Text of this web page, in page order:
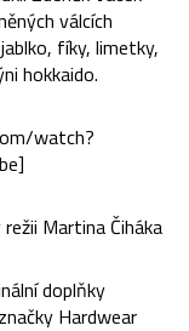
válcích
fíky, limetky,
hokkaido.
watch?
Martina Čiháka
doplňky
Hardwear